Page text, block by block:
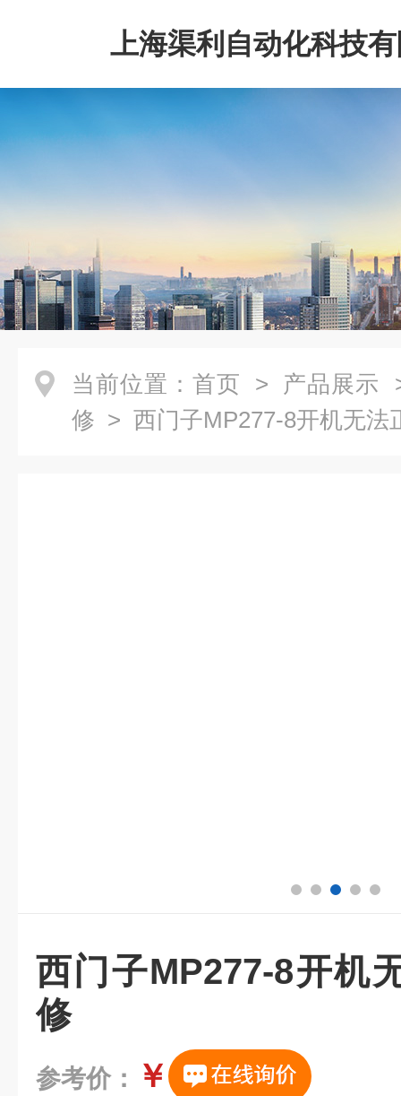
上海渠利自动化科技
当前位置： 首页 > 产品展示
修 > 西门子MP277-8开机无法
西门子MP277-8开机
修
参考价： ￥